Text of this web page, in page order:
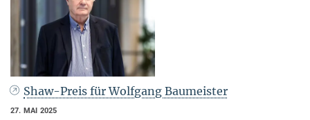
Shaw-Preis für Wolfgang Baumeister
27. MAI 2025